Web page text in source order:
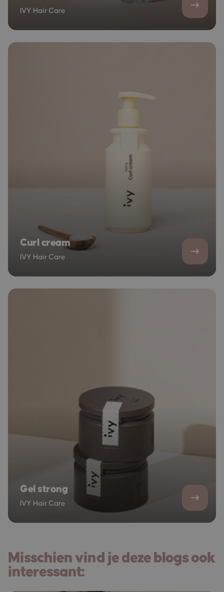
IVY Hair Care
Curl cream
IVY Hair Care
Gel strong
IVY Hair Care
Misschien vind je deze blogs ook
interessant: